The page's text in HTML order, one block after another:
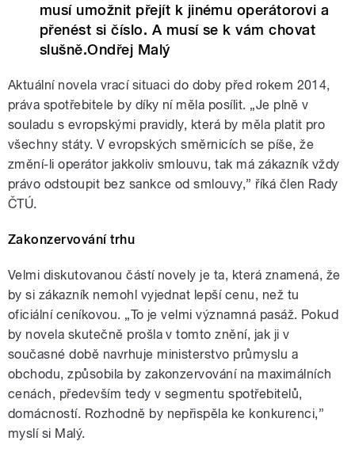
musí umožnit přejít k jinému operátorovi a
přenést si číslo. A musí se k vám chovat
slušně.Ondřej Malý
Aktuální novela vrací situaci do doby před rokem 2014,
práva spotřebitele by díky ní měla posílit. „Je plně v
souladu s evropskými pravidly, která by měla platit pro
všechny státy. V evropských směrnicích se píše, že
změní-li operátor jakkoliv smlouvu, tak má zákazník vždy
právo odstoupit bez sankce od smlouvy,” říká člen Rady
ČTÚ.
Zakonzervování trhu
Velmi diskutovanou částí novely je ta, která znamená, že
by si zákazník nemohl vyjednat lepší cenu, než tu
oficiální ceníkovou. „To je velmi významná pasáž. Pokud
by novela skutečně prošla v tomto znění, jak ji v
současné době navrhuje ministerstvo průmyslu a
obchodu, způsobila by zakonzervování na maximálních
cenách, především tedy v segmentu spotřebitelů,
domácností. Rozhodně by nepřispěla ke konkurenci,”
myslí si Malý.